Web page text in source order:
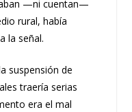
—ni cuentan—
rural, había
la señal.
suspensión de
traería serias
era el mal